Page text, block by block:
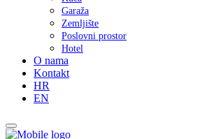
Garaža
Zemljište
Poslovni prostor
Hotel
O nama
Kontakt
HR
EN